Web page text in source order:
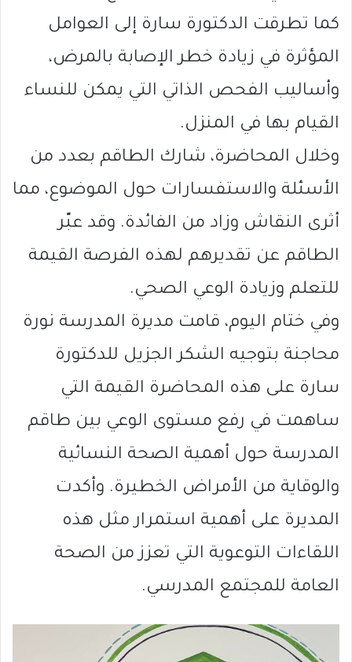
كما تطرقت الدكتورة سارة إلى العوامل
المؤثرة في زيادة خطر الإصابة بالمرض،
وأساليب الفحص الذاتي التي يمكن للنساء
القيام بها في المنزل.
وخلال المحاضرة، شارك الطاقم بعدد من
الأسئلة والاستفسارات حول الموضوع، مما
أثرى النقاش وزاد من الفائدة. وقد عبّر
الطاقم عن تقديرهم لهذه الفرصة القيمة
للتعلم وزيادة الوعي الصحي.
وفي ختام اليوم، قامت مديرة المدرسة نورة
محاجنة بتوجيه الشكر الجزيل للدكتورة
سارة على هذه المحاضرة القيمة التي
ساهمت في رفع مستوى الوعي بين طاقم
المدرسة حول أهمية الصحة النسائية
والوقاية من الأمراض الخطيرة. وأكدت
المديرة على أهمية استمرار مثل هذه
اللقاءات التوعوية التي تعزز من الصحة
العامة للمجتمع المدرسي.